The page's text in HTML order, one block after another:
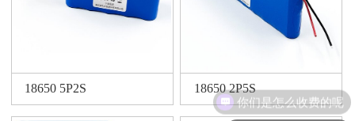
18650 5P2S 18650 2P5S
你们是怎么收费的呢